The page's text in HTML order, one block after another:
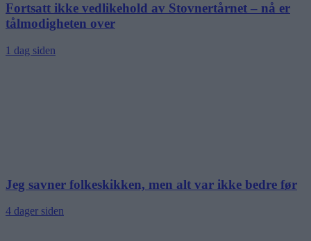
Fortsatt ikke vedlikehold av Stovnertårnet – nå er
tålmodigheten over
1 dag siden
Jeg savner folkeskikken, men alt var ikke bedre før
4 dager siden